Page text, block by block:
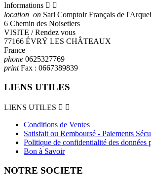
Informations  
location_on Sarl Comptoir Français de
6 Chemin des Noisetiers
VISITE / Rendez vous
77166 ÉVRŸ LES CHÂTEAUX
France
phone 0625327769
printFax : 0667389839
LIENS UTILES
LIENS UTILES  
Conditions de Ventes
Satisfait ou Remboursé - Paiements
Politique de confidentialité des données
Bon à Savoir
NOTRE SOCIETE